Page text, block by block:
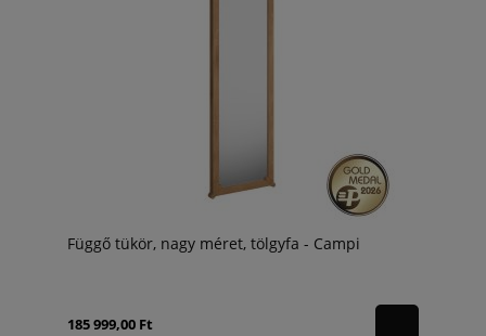
Függő tükör, nagy méret, tölgyfa - Campi
185 999,00 Ft